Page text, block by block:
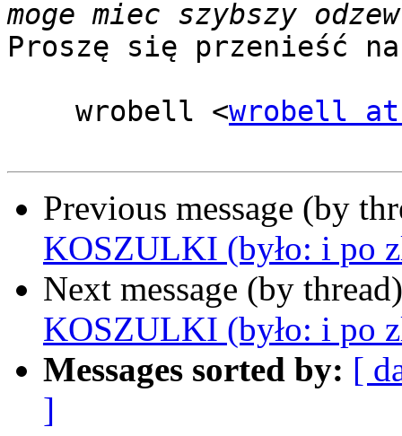
Proszę się przenieść
    wrobell <
wrobell
Previous message (by
KOSZULKI (było: i po
Next message (by
KOSZULKI (było: i po
Messages sorted by: [
]